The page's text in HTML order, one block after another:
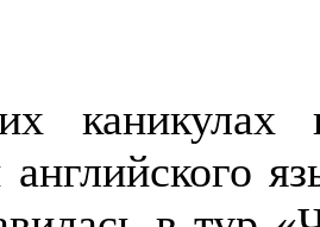
каникулах
английского